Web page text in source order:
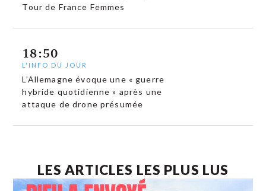
Tour de France Femmes
18:50
L'INFO DU JOUR
L’Allemagne évoque une « guerre
hybride quotidienne » après une
attaque de drone présumée
LES ARTICLES LES PLUS LUS